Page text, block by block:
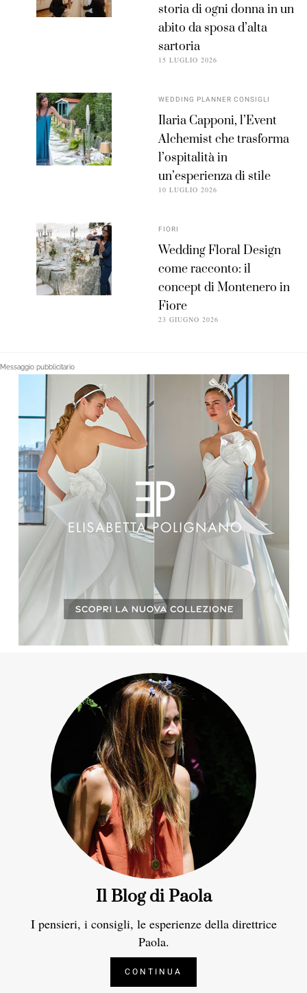
storia di ogni donna in un
abito da sposa d’alta
sartoria
15 LUGLIO 2026
WEDDING PLANNER CONSIGLI
Ilaria Capponi, l’Event
Alchemist che trasforma
l’ospitalità in
un’esperienza di stile
10 LUGLIO 2026
FIORI
Wedding Floral Design
come racconto: il
concept di Montenero in
Fiore
23 GIUGNO 2026
Messaggio pubblicitario
Il Blog di Paola
I pensieri, i consigli, le esperienze della direttrice
Paola.
CONTINUA